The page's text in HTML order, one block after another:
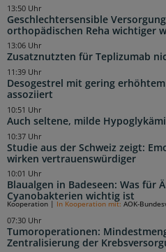
Geschlechtersensible
orthopädischen Reha wichtiger
13:50 Uhr
Zusatznutzten für Teplizumab
13:06 Uhr
Desogestrel mit gering
assoziiert
11:39 Uhr
Auch seltene, milde
10:51 Uhr
Studie aus der Schweiz zeigt:
wirken vertrauenswürdiger
10:37 Uhr
Blaualgen in Badeseen: Was für
Cyanobakterien wichtig ist
10:01 Uhr
Tumoroperationen:
Zentralisierung der
Kooperation In Kooperation mit: AOK-
07:30 Uhr